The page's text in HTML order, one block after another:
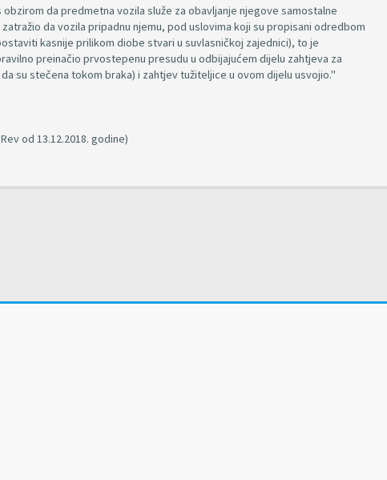
da predmetna vozila služe za obavljanje njegove samostalne
da vozila pripadnu njemu, pod uslovima koji su propisani odredbom
kasnije prilikom diobe stvari u suvlasničkoj zajednici), to je
preinačio prvostepenu presudu u odbijajućem dijelu zahtjeva za
su stečena tokom braka) i zahtjev tužiteljice u ovom dijelu usvojio."
od 13.12.2018. godine)